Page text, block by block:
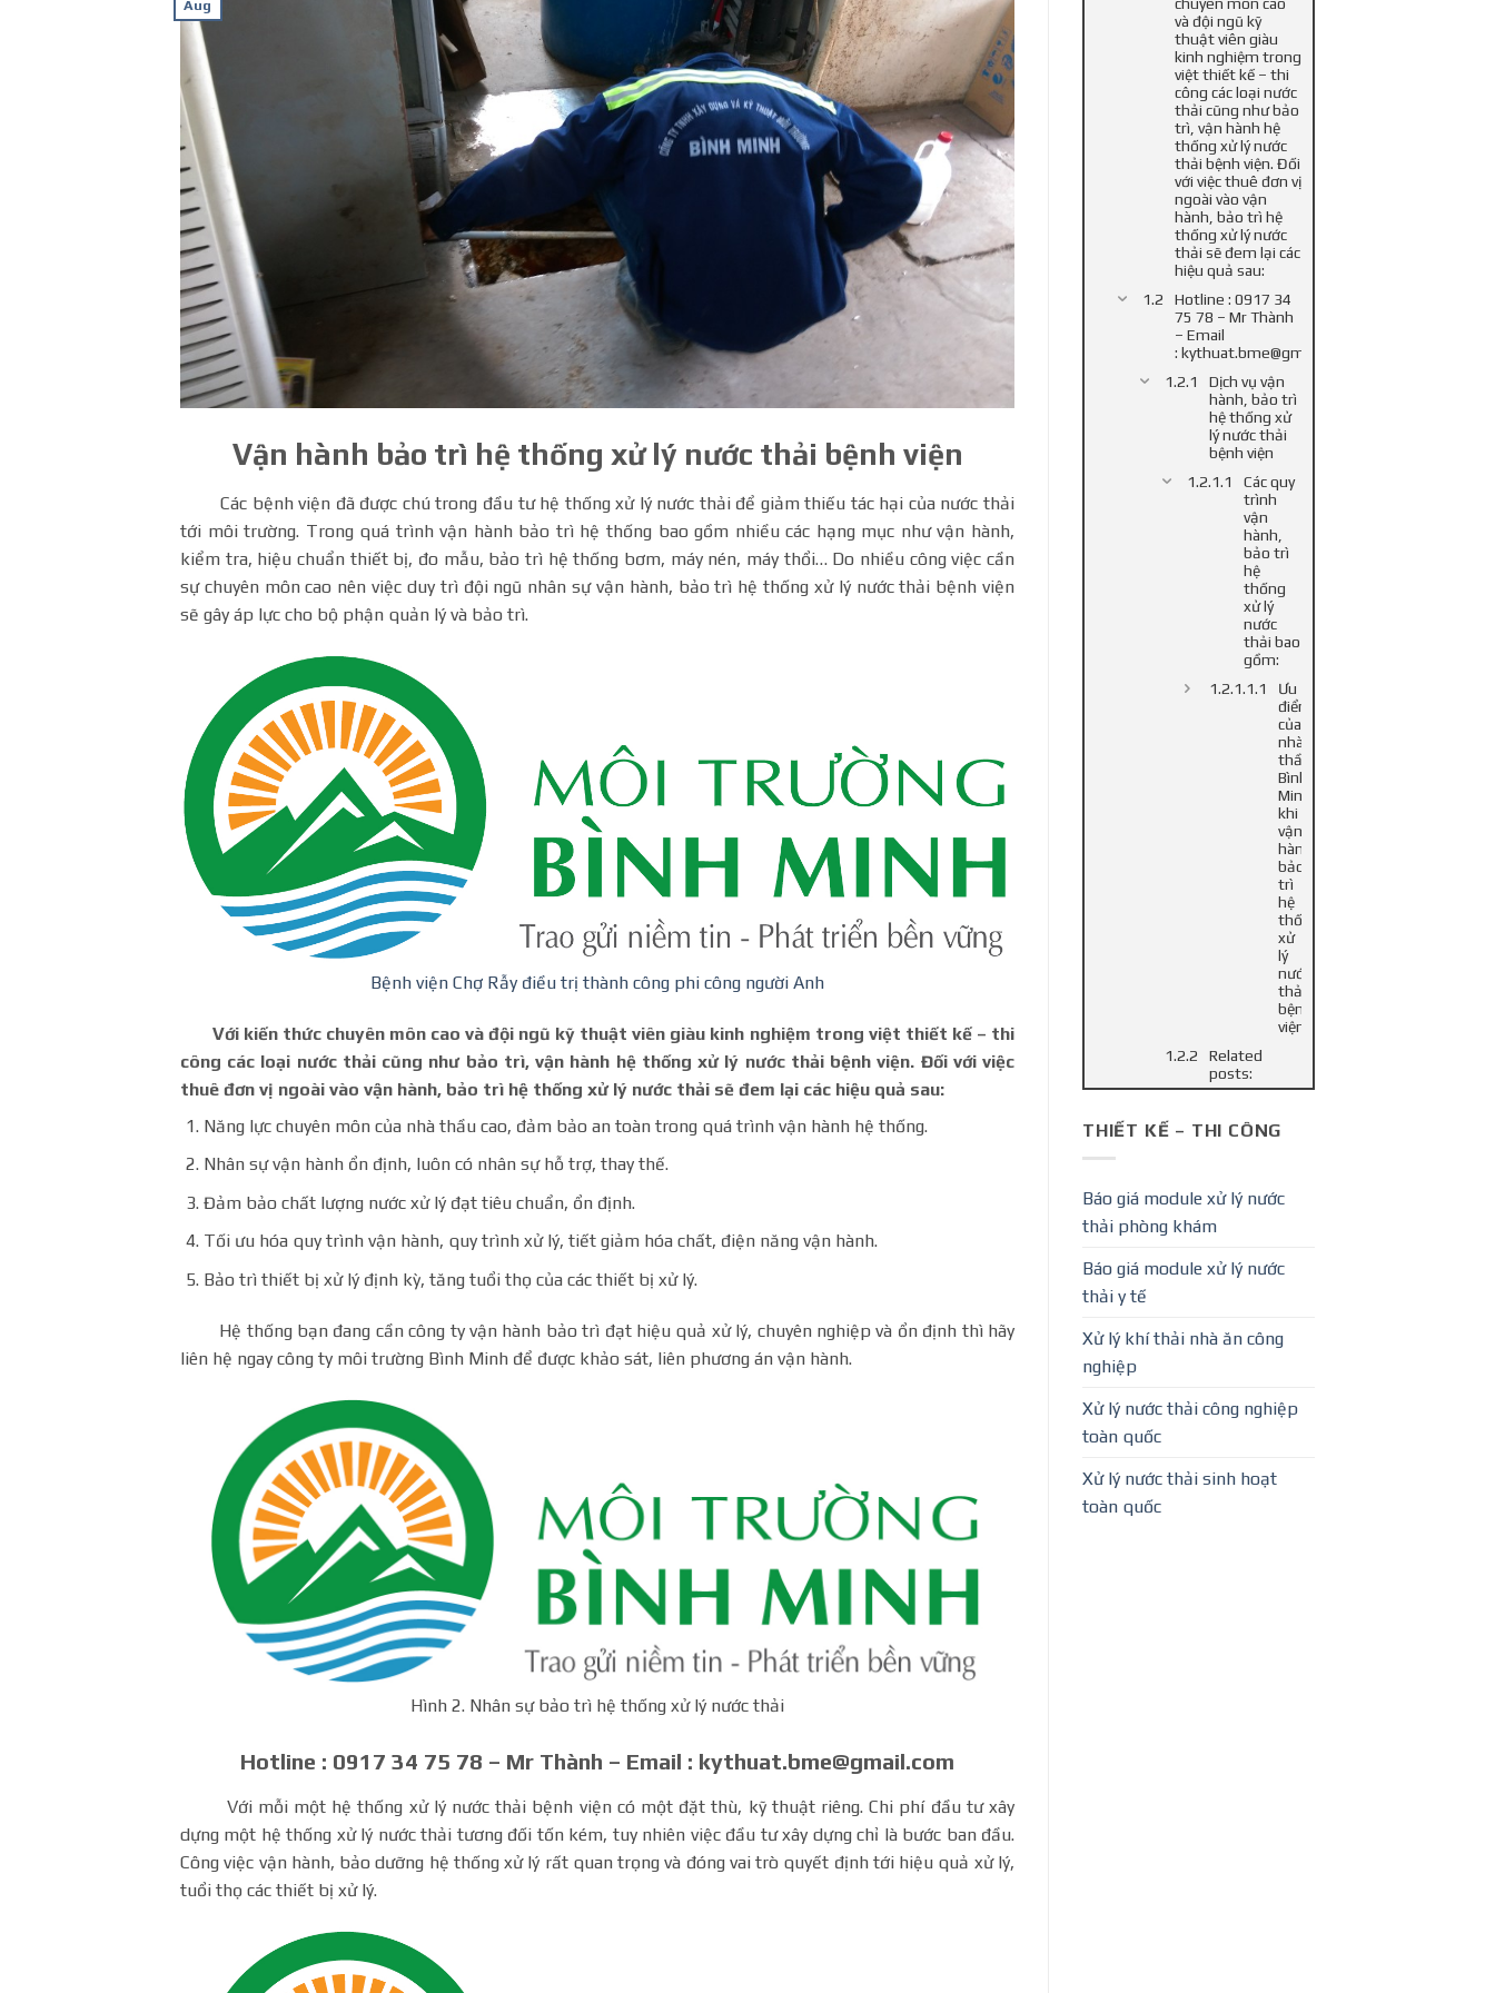
Aug
Vận hành bảo trì hệ thống xử lý nước thải bệnh viện
Các bệnh viện đã được chú trong đầu tư hệ thống xử lý nước thải để giảm thiếu tác hại của nước thải
tới môi trường. Trong quá trình vận hành bảo trì hệ thống bao gồm nhiều các hạng mục như vận hành,
kiểm tra, hiệu chuẩn thiết bị, đo mẫu, bảo trì hệ thống bơm, máy nén, máy thổi… Do nhiều công việc cần
sự chuyên môn cao nên việc duy trì đội ngũ nhân sự vận hành, bảo trì hệ thống xử lý nước thải bệnh viện
sẽ gây áp lực cho bộ phận quản lý và bảo trì.
Bệnh viện Chợ Rẫy điều trị thành công phi công người Anh
Với kiến thức chuyên môn cao và đội ngũ kỹ thuật viên giàu kinh nghiệm trong việt thiết kế – thi
công các loại nước thải cũng như bảo trì, vận hành hệ thống xử lý nước thải bệnh viện. Đối với việc
thuê đơn vị ngoài vào vận hành, bảo trì hệ thống xử lý nước thải sẽ đem lại các hiệu quả sau:
Năng lực chuyên môn của nhà thầu cao, đảm bảo an toàn trong quá trình vận hành hệ thống.
Nhân sự vận hành ổn định, luôn có nhân sự hỗ trợ, thay thế.
Đảm bảo chất lượng nước xử lý đạt tiêu chuẩn, ổn định.
Tối ưu hóa quy trình vận hành, quy trình xử lý, tiết giảm hóa chất, điện năng vận hành.
Bảo trì thiết bị xử lý định kỳ, tăng tuổi thọ của các thiết bị xử lý.
Hệ thống bạn đang cần công ty vận hành bảo trì đạt hiệu quả xử lý, chuyên nghiệp và ổn định thì hãy
liên hệ ngay công ty môi trường Bình Minh để được khảo sát, liên phương án vận hành.
Hình 2. Nhân sự bảo trì hệ thống xử lý nước thải
Hotline : 0917 34 75 78 – Mr Thành – Email : kythuat.bme@gmail.com
Với mỗi một hệ thống xử lý nước thải bệnh viện có một đặt thù, kỹ thuật riêng. Chi phí đầu tư xây
dựng một hệ thống xử lý nước thải tương đối tốn kém, tuy nhiên việc đầu tư xây dựng chỉ là bước ban đầu.
Công việc vận hành, bảo dưỡng hệ thống xử lý rất quan trọng và đóng vai trò quyết định tới hiệu quả xử lý,
tuổi thọ các thiết bị xử lý.
và đội ngũ kỹ
thuật viên giàu
kinh nghiệm trong
việt thiết kế – thi
công các loại nước
thải cũng như bảo
trì, vận hành hệ
thống xử lý nước
thải bệnh viện. Đối
với việc thuê đơn vị
ngoài vào vận
hành, bảo trì hệ
thống xử lý nước
thải sẽ đem lại các
hiệu quả sau:
Hotline : 0917 34
75 78 – Mr Thành
– Email
: kythuat.bme@gmail.com
Dịch vụ vận
hành, bảo trì
hệ thống xử
lý nước thải
bệnh viện
Các quy
trình
vận
hành,
bảo trì
hệ
thống
xử lý
nước
thải bao
gồm:
Ưu
điểm
của
nhà
thầu
Bình
Minh
khi
vận
hành
bảo
trì
hệ
thống
xử
lý
nước
thải
bệnh
viện
Related
posts:
THIẾT KẾ – THI CÔNG
Báo giá module xử lý nước
thải phòng khám
Báo giá module xử lý nước
thải y tế
Xử lý khí thải nhà ăn công
nghiệp
Xử lý nước thải công nghiệp
toàn quốc
Xử lý nước thải sinh hoạt
toàn quốc